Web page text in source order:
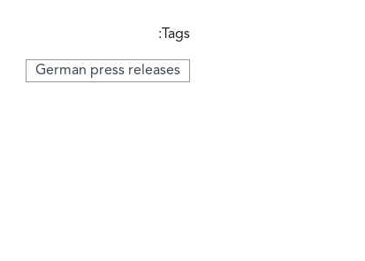
Tags:
German press releases